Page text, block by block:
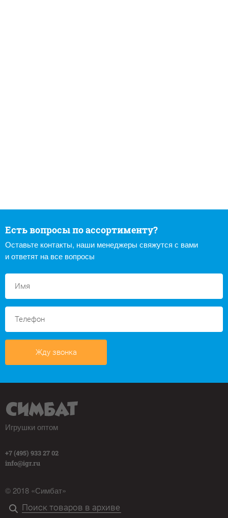
Есть вопросы по ассортименту?
Оставьте контакты, наши менеджеры свяжутся с вами
и ответят на все вопросы
Жду звонка
Игрушки оптом
+7 (495) 933 27 02
info@igr.ru
© 2018 «Симбат»